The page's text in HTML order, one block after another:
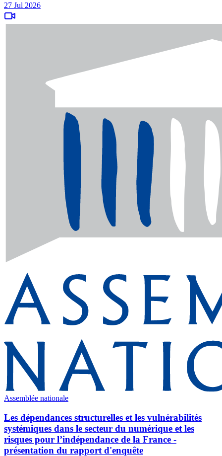
27 Jul 2026
Assemblée nationale
Les dépendances structurelles et les vulnérabilités
systémiques dans le secteur du numérique et les
risques pour l’indépendance de la France -
présentation du rapport d'enquête